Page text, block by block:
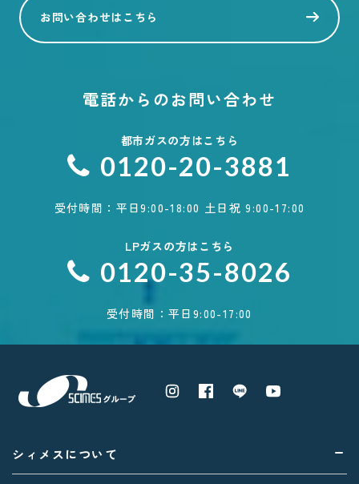
お問い合わせはこちら
電話からのお問い合わせ
都市ガスの方はこちら
0120-20-3881
受付時間：平日9:00-18:00 土日祝 9:00-17:00
LPガスの方はこちら
0120-35-8026
受付時間：平日9:00-17:00
シィメスについて